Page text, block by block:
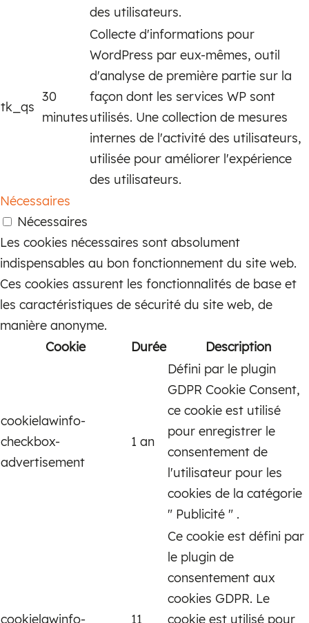
des utilisateurs.
tk_qs
30
minutes
Collecte d'informations pour
WordPress par eux-mêmes, outil
d'analyse de première partie sur la
façon dont les services WP sont
utilisés. Une collection de mesures
internes de l'activité des utilisateurs,
utilisée pour améliorer l'expérience
des utilisateurs.
Nécessaires
Nécessaires
Les cookies nécessaires sont absolument
indispensables au bon fonctionnement du site web.
Ces cookies assurent les fonctionnalités de base et
les caractéristiques de sécurité du site web, de
manière anonyme.
Cookie
Durée Description
cookielawinfo-
checkbox-
advertisement
1 an
Défini par le plugin
GDPR Cookie Consent,
ce cookie est utilisé
pour enregistrer le
consentement de
l'utilisateur pour les
cookies de la catégorie
" Publicité " .
cookielawinfo-
11
Ce cookie est défini par
le plugin de
consentement aux
cookies GDPR. Le
cookie est utilisé pour